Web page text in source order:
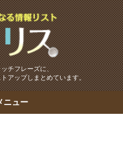
チフレーズに、
アップしまとめています。
ニュー